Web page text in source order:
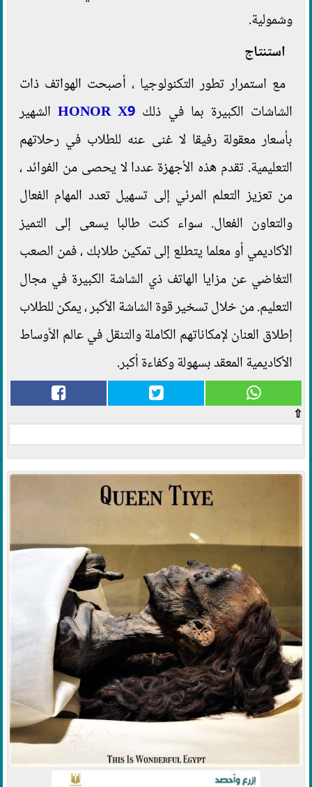
وشمولية.
استنتاج
مع استمرار تطور التكنولوجيا ، أصبحت الهواتف ذات
الشاشات الكبيرة بما في ذلك HONOR X9الشهير
بأسعار معقولة رفيقا لا غنى عنه للطلاب في رحلاتهم
التعليمية. تقدم هذه الأجهزة عددا لا يحصى من الفوائد ،
من تعزيز التعلم المرئي إلى تسهيل تعدد المهام الفعال
والتعاون الفعال. سواء كنت طالبا يسعى إلى التميز
الأكاديمي أو معلما يتطلع إلى تمكين طلابك ، فمن الصعب
التغاضي عن مزايا الهاتف ذي الشاشة الكبيرة في مجال
التعليم. من خلال تسخير قوة الشاشة الأكبر ، يمكن للطلاب
إطلاق العنان لإمكاناتهم الكاملة والتنقل في عالم الأوساط
الأكاديمية المعقد بسهولة وكفاءة أكبر.
⇧